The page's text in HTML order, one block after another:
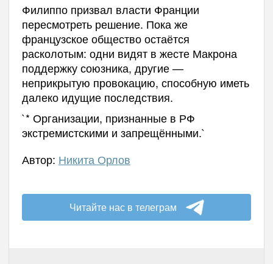
Филиппо призвал власти Франции
пересмотреть решение. Пока же
французское общество остаётся
расколотым: одни видят в жесте Макрона
поддержку союзника, другие —
неприкрытую провокацию, способную иметь
далеко идущие последствия.
`* Организации, признанные в РФ
экстремистскими и запрещёнными.`
Автор: Никита Орлов
Читайте нас в телеграм